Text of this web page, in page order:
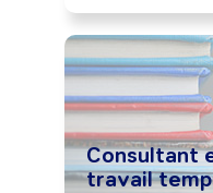
Consultant
travail